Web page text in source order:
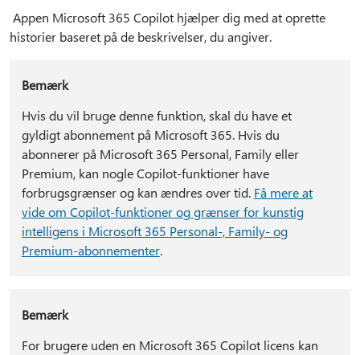
Appen Microsoft 365 Copilot hjælper dig med at oprette
historier baseret på de beskrivelser, du angiver.
Bemærk
Hvis du vil bruge denne funktion, skal du have et
gyldigt abonnement på Microsoft 365. Hvis du
abonnerer på Microsoft 365 Personal, Family eller
Premium, kan nogle Copilot-funktioner have
forbrugsgrænser og kan ændres over tid. Få mere at
vide om Copilot-funktioner og grænser for kunstig
intelligens i Microsoft 365 Personal-, Family- og
Premium-abonnementer.
Bemærk
For brugere uden en Microsoft 365 Copilot licens kan